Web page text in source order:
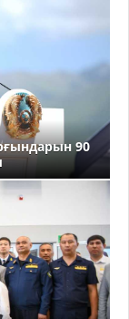
90